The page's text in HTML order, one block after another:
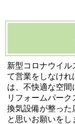
新型コロナウイル
て営業をしなけれ
は、不快適な空間
リフォームパー
換気設備が整った
と思いお願いをし